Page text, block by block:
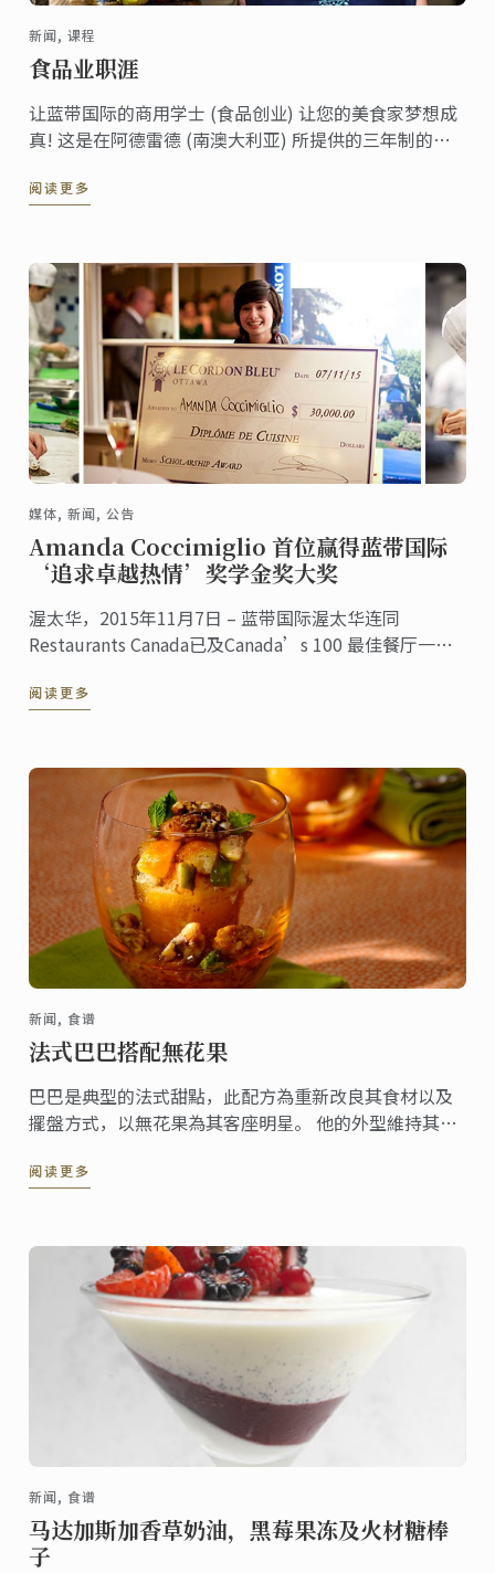
新闻, 课程
食品业职涯
让蓝带国际的商用学士 (食品创业) 让您的美食家梦想成
真! 这是在阿德雷德 (南澳大利亚) 所提供的三年制的学
所有相关食品经营管理的技术协助您通往成功的职场。
德。
阅读更多
媒体, 新闻, 公告
Amanda Coccimiglio 首位赢得蓝带国际
‘追求卓越热情’奖学金奖大奖
渥太华，2015年11月7日 – 蓝带国际渥太华连同
Restaurants Canada已及Canada’s 100 最佳餐厅一起
热情’ 奖学金奖项给追求厨艺的人才，Amanda
阅读更多
新闻, 食谱
法式巴巴搭配無花果
巴巴是典型的法式甜點，此配方為重新改良其食材以及
擺盤方式，以無花果為其客座明星。 他的外型維持其傳
了原始傳統的萊姆酒。 其琥珀色澤特別適合巴巴。香草
阅读更多
新闻, 食谱
马达加斯加香草奶油，黑莓果冻及火材糖棒
子